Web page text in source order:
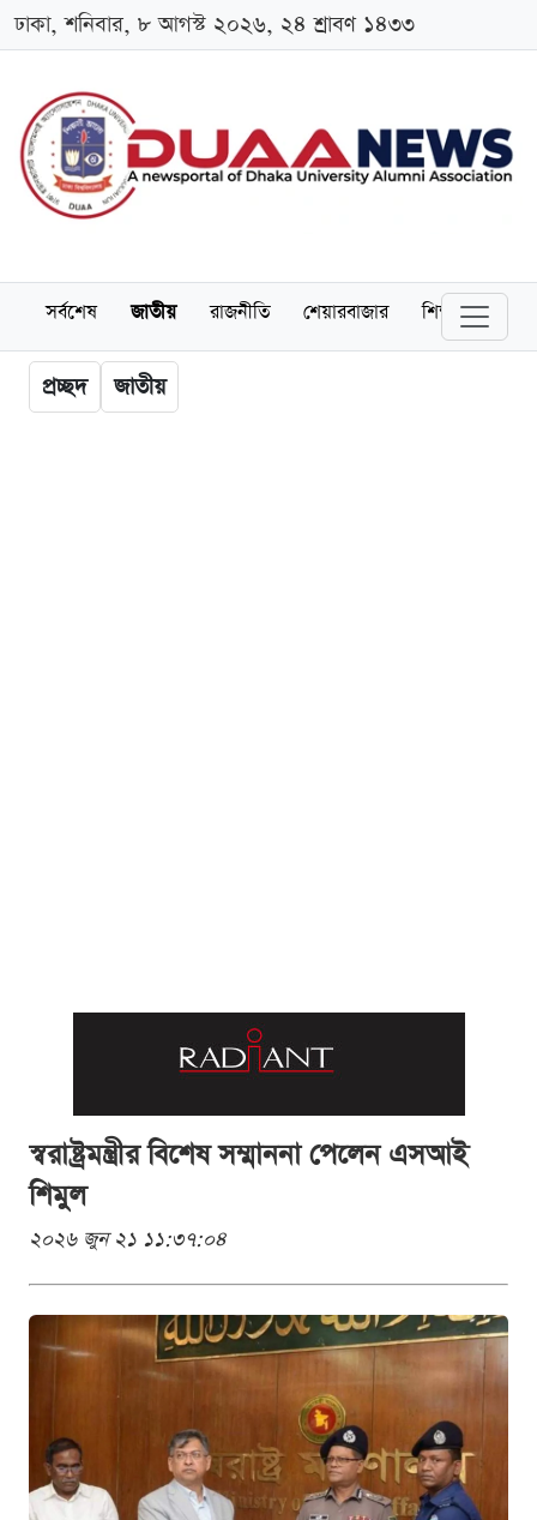
ঢাকা, শনিবার, ৮ আগস্ট ২০২৬, ২৪ শ্রাবণ ১৪৩৩
সর্বশেষ জাতীয় রাজনীতি শেয়ারবাজার শিক্ষা
প্রচ্ছদ জাতীয়
স্বরাষ্ট্রমন্ত্রীর বিশেষ সম্মাননা পেলেন এসআই
শিমুল
২০২৬ জুন ২১ ১১:৩৭:০৪